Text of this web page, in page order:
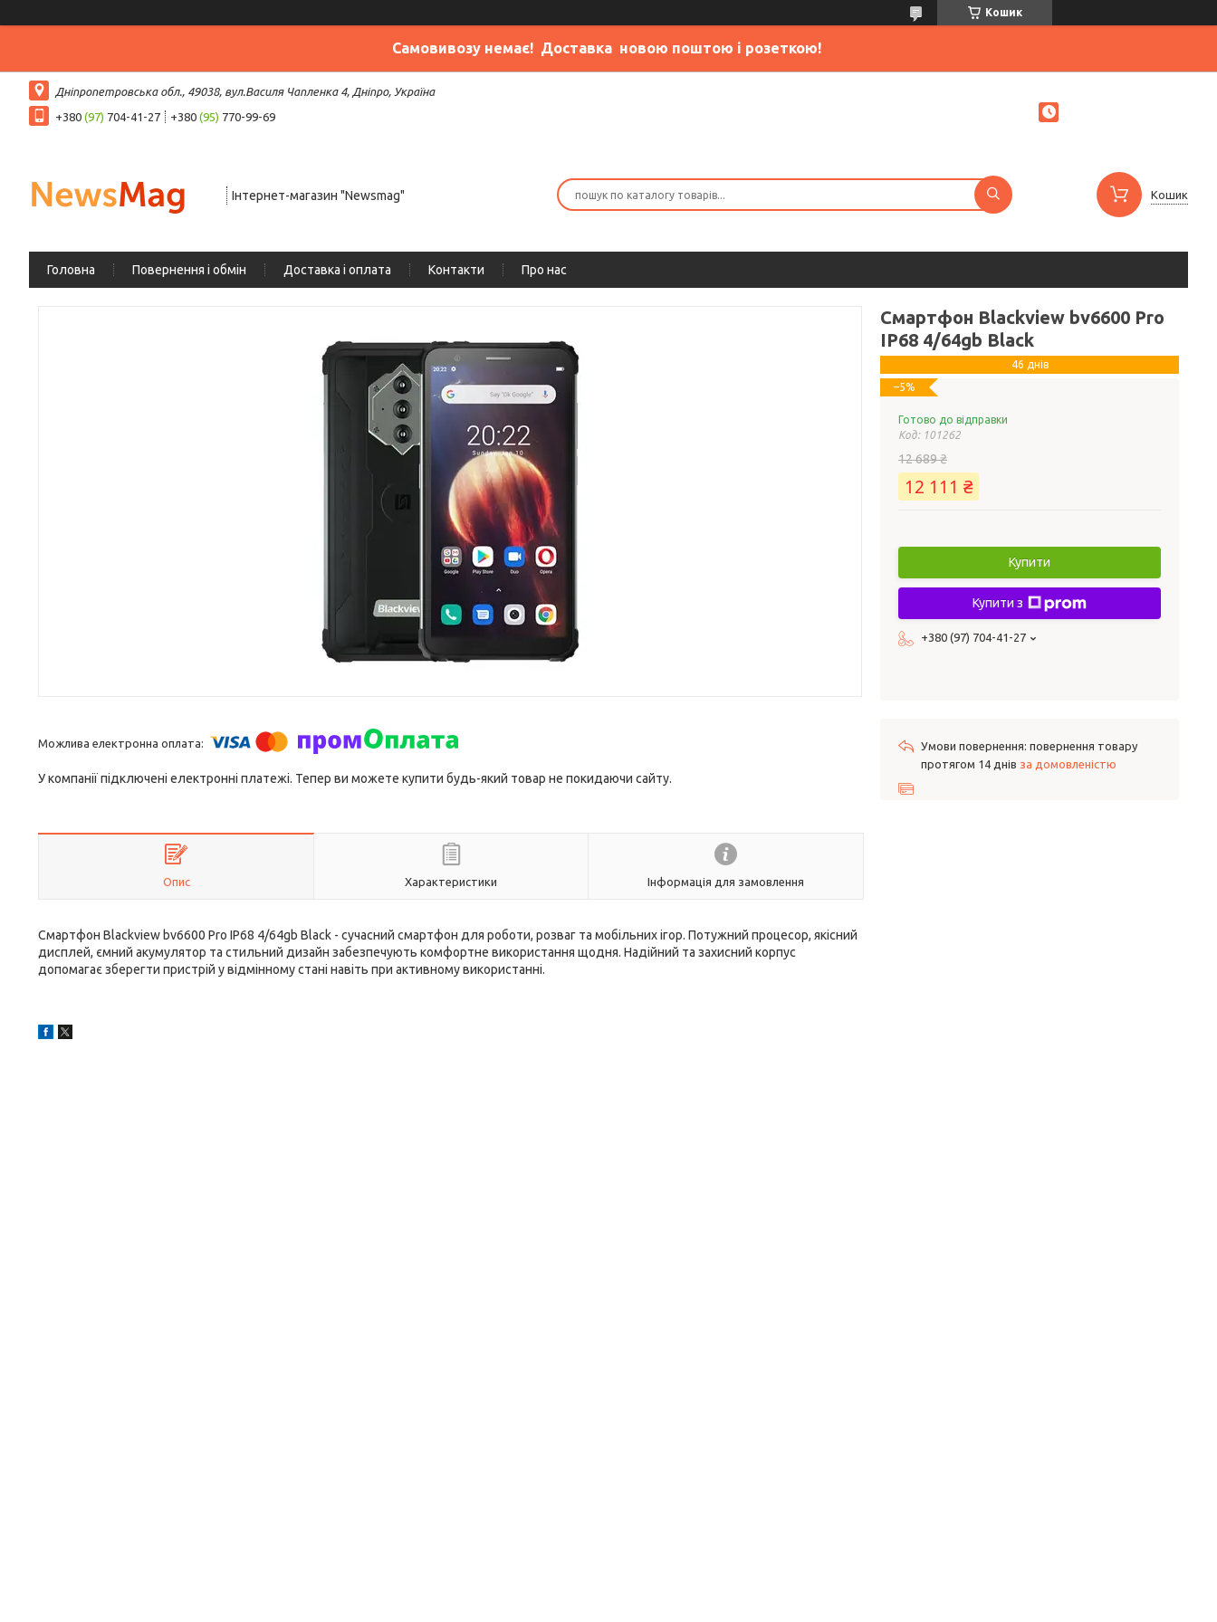
Кошик
Самовивозу немає! Доставка новою поштою і розеткою!
Дніпропетровська обл., 49038, вул.Василя Чапленка 4, Дніпро, Україна
+380 (97) 704-41-27 +380 (95) 770-99-69
Інтернет-магазин "Newsmag" Кошик
Головна Повернення і обмін Доставка і оплата Контакти Про нас
У компанії підключені електронні платежі. Тепер ви можете купити будь-який товар не покидаючи сайту.
Опис Характеристики Інформація для замовлення
Смартфон Blackview bv6600 Pro IP68 4/64gb Black - сучасний смартфон для роботи, розваг та мобільних ігор. Потужний процесор, якісний
дисплей, ємний акумулятор та стильний дизайн забезпечують комфортне використання щодня. Надійний та захисний корпус
допомагає зберегти пристрій у відмінному стані навіть при активному використанні.
Смартфон Blackview bv6600 Pro
IP68 4/64gb Black
46 днів
–5%
Готово до відправки
Код: 101262
12 689 ₴
12 111 ₴
Купити
Купити з
+380 (97) 704-41-27
повернення товару
протягом 14 днів за домовленістю